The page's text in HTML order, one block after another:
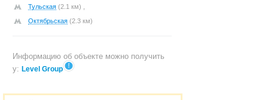
Тульская (2.1 км) ,
Октябрьская (2.3 км)
Информацию об объекте можно получить
у: Level Group